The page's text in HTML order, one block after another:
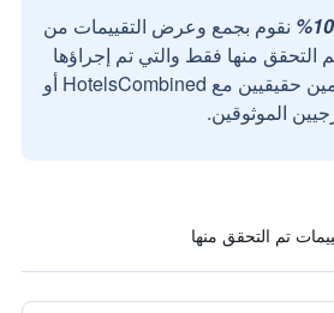
نقوم بجمع وعرض التقييمات من
التحقق منها فقط والتي تم إجراؤها
بواسطة مستخدمين حقيقيين مع HotelsCombined أو
الموثوقين.